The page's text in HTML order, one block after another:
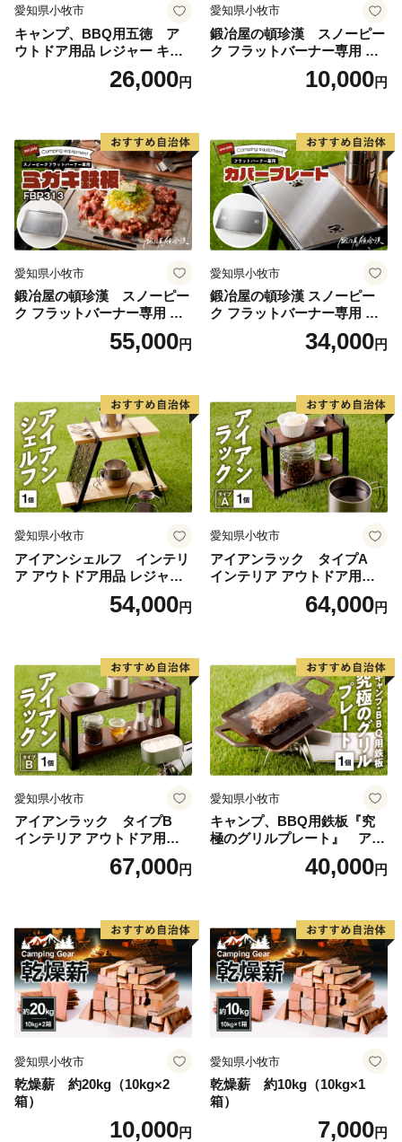
愛知県小牧市
キャンプ、BBQ用五徳 ア
ウトドア用品 レジャー キャ
ンプ バーベキュー BBQ 五徳
26,000円
愛知県小牧市
鍛冶屋の頓珍漢 スノーピー
ク フラットバーナー専用 エ
クステンションホルダープレ
ート IGT (2種から選べる) [05
10,000円
愛知県小牧市
鍛冶屋の頓珍漢 スノーピー
ク フラットバーナー専用 ミ
ガキ鉄板 FBP313 7.5mm厚 I
GT アウトドア [050S47]
55,000円
愛知県小牧市
鍛冶屋の頓珍漢 スノーピー
ク フラットバーナー専用 蓋
カバープレート IGT アウトド
34,000円
愛知県小牧市
アイアンシェルフ インテリ
ア アウトドア用品 レジャー
キャンプ ブックスタンド 小
54,000円
愛知県小牧市
アイアンラック タイプA
インテリア アウトドア用品
レジャー キャンプ 飾り棚 小
64,000円
愛知県小牧市
アイアンラック タイプB
インテリア アウトドア用品
レジャー キャンプ67,000円
愛知県小牧市
キャンプ、BBQ用鉄板『究
極のグリルプレート』 アウ
トドア用品 レジャー キャン
プ バーベキュー BBQ 鉄板
40,000円
愛知県小牧市
乾燥薪 約20kg（10kg×2
箱）
10,000円
愛知県小牧市
乾燥薪 約10kg（10kg×1
箱）
7,000円